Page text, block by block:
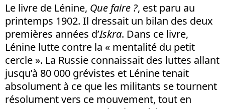
Le livre de Lénine, Que faire ?, est paru au
printemps 1902. Il dressait un bilan des deux
premières années d’Iskra. Dans ce livre,
Lénine lutte contre la « mentalité du petit
cercle ». La Russie connaissait des luttes allant
jusqu’à 80 000 grévistes et Lénine tenait
absolument à ce que les militants se tournent
résolument vers ce mouvement, tout en